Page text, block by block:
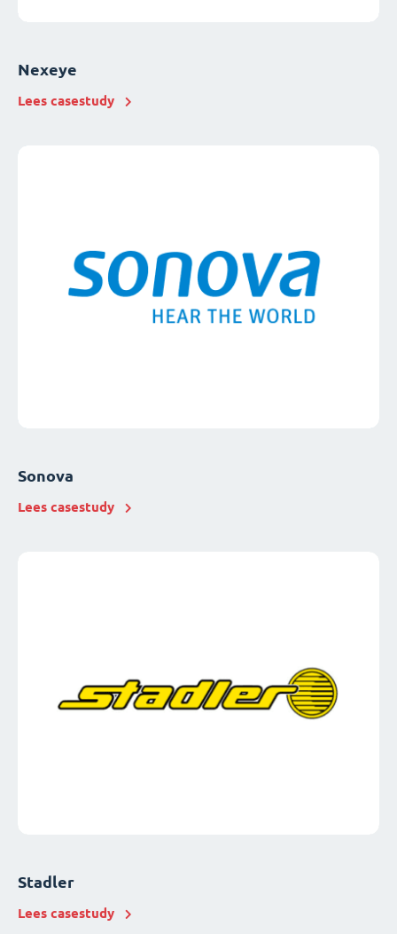
Nexeye
Lees casestudy
Sonova
Lees casestudy
Stadler
Lees casestudy